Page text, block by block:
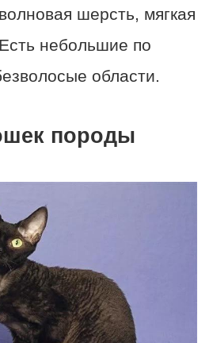
шерсть, мягкая
небольшие по
области.
породы